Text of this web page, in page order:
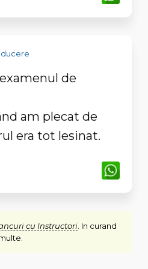
de
am plecat de
era tot lesinat.
cu Instructori. In curand